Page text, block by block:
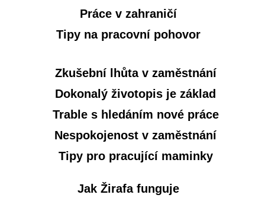
Práce v zahraničí
Tipy na pracovní pohovor
Zkušební lhůta v zaměstnání
Dokonalý životopis je základ
Trable s hledáním nové práce
Nespokojenost v zaměstnání
Tipy pro pracující maminky
Jak Žirafa funguje